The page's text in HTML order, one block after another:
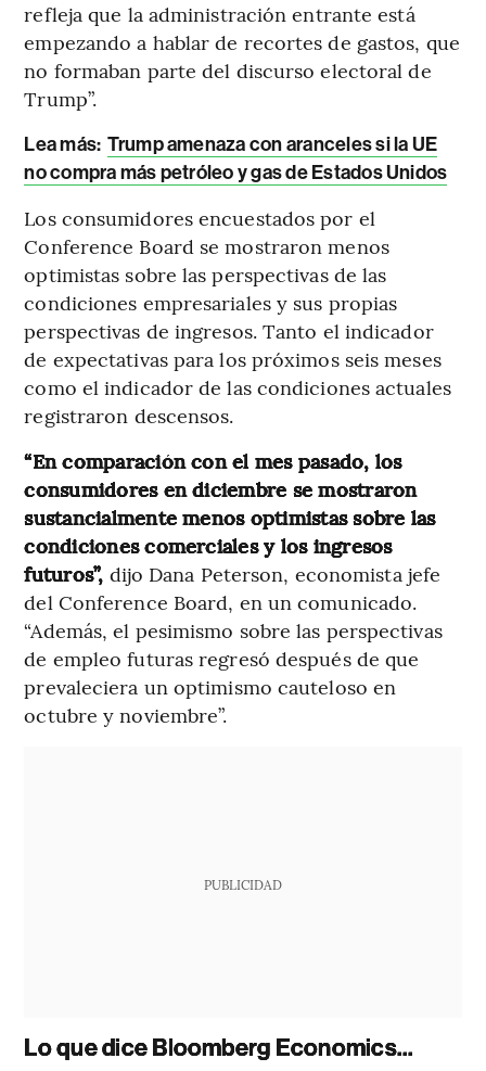
refleja que la administración entrante está
empezando a hablar de recortes de gastos, que
no formaban parte del discurso electoral de
Trump”.
Lea más: Trump amenaza con aranceles si la UE
no compra más petróleo y gas de Estados Unidos
Los consumidores encuestados por el
Conference Board se mostraron menos
optimistas sobre las perspectivas de las
condiciones empresariales y sus propias
perspectivas de ingresos. Tanto el indicador
de expectativas para los próximos seis meses
como el indicador de las condiciones actuales
registraron descensos.
“En comparación con el mes pasado, los
consumidores en diciembre se mostraron
sustancialmente menos optimistas sobre las
condiciones comerciales y los ingresos
futuros”, dijo Dana Peterson, economista jefe
del Conference Board, en un comunicado.
“Además, el pesimismo sobre las perspectivas
de empleo futuras regresó después de que
prevaleciera un optimismo cauteloso en
octubre y noviembre”.
PUBLICIDAD
Lo que dice Bloomberg Economics...